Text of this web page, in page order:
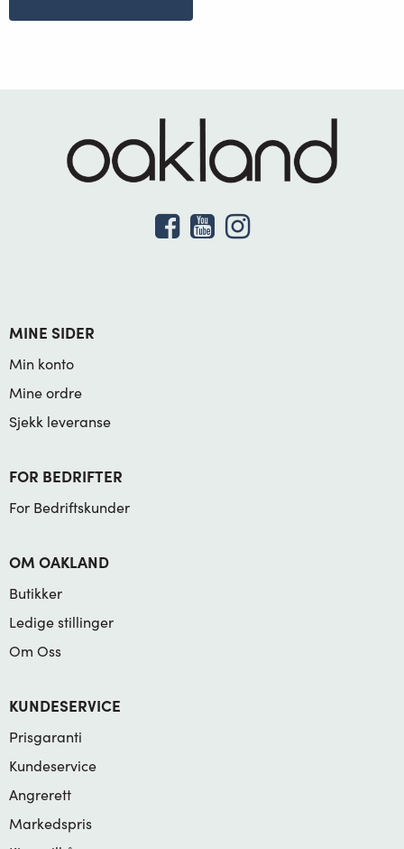
MINE SIDER
Min konto
Mine ordre
Sjekk leveranse
FOR BEDRIFTER
For Bedriftskunder
OM OAKLAND
Butikker
Ledige stillinger
Om Oss
KUNDESERVICE
Prisgaranti
Kundeservice
Angrerett
Markedspris